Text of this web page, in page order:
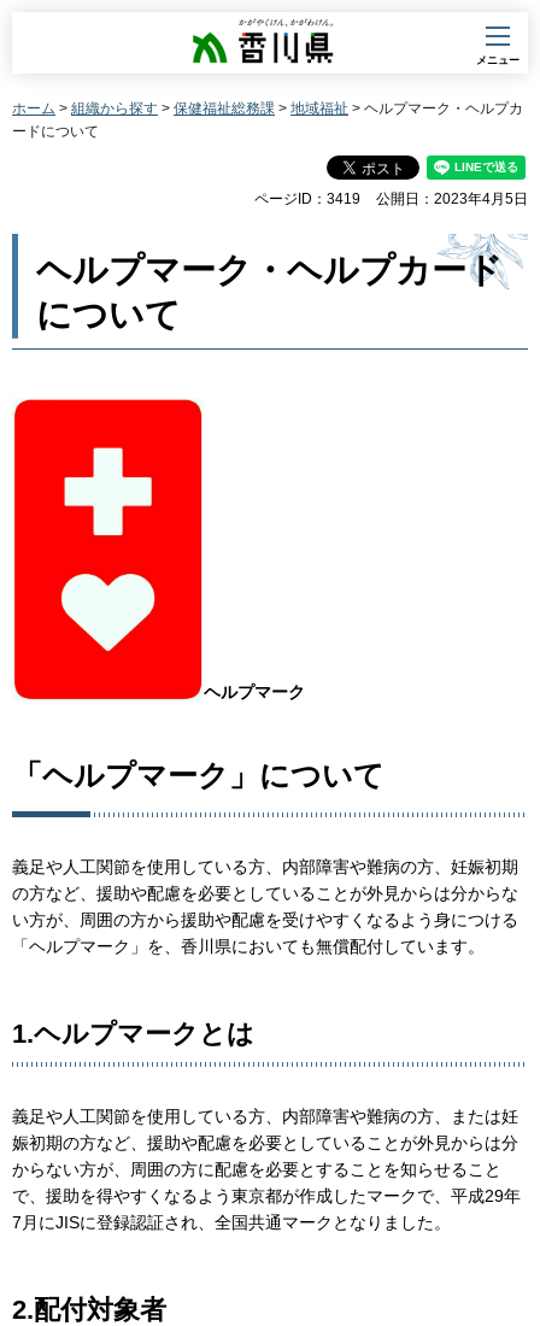
香川県
メニュー
ホーム > 組織から探す > 保健福祉総務課 > 地域福祉 > ヘルプマーク・ヘルプカ
ードについて
ページID：3419 公開日：2023年4月5日
ヘルプマーク・ヘルプカード
について
ヘルプマーク
「ヘルプマーク」について
義足や人工関節を使用している方、内部障害や難病の方、妊娠初期
の方など、援助や配慮を必要としていることが外見からは分からな
い方が、周囲の方から援助や配慮を受けやすくなるよう身につける
「ヘルプマーク」を、香川県においても無償配付しています。
1.ヘルプマークとは
義足や人工関節を使用している方、内部障害や難病の方、または妊
娠初期の方など、援助や配慮を必要としていることが外見からは分
からない方が、周囲の方に配慮を必要とすることを知らせること
で、援助を得やすくなるよう東京都が作成したマークで、平成29年
7月にJISに登録認証され、全国共通マークとなりました。
2.配付対象者